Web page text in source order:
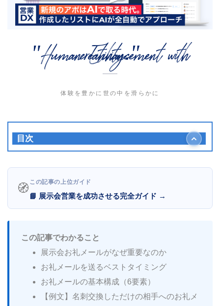
"Human Enhancement with creativity."
体験を豊かに世の中を滑らかに
目次
展示会お礼メールとは？なぜ重要なのか
展示会お礼メールを送るベストタイミング
二段階送信が効果的
展示会お礼メールの基本構成（6要素）
ル
【例文2】商談意欲が高い相手へのお礼メール
【例文3】決裁者・キーパーソンへのお礼メール
開封されやすい件名の付け方
件名に必ず入れる2要素
🧭 この記事の上位ガイド
📘 展示会営業を成功させる完全ガイド →
この記事でわかること
展示会お礼メールがなぜ重要なのか
お礼メールを送るベストタイミング
お礼メールの基本構成（6要素）
【例文】名刺交換しただけの相手へのお礼メ